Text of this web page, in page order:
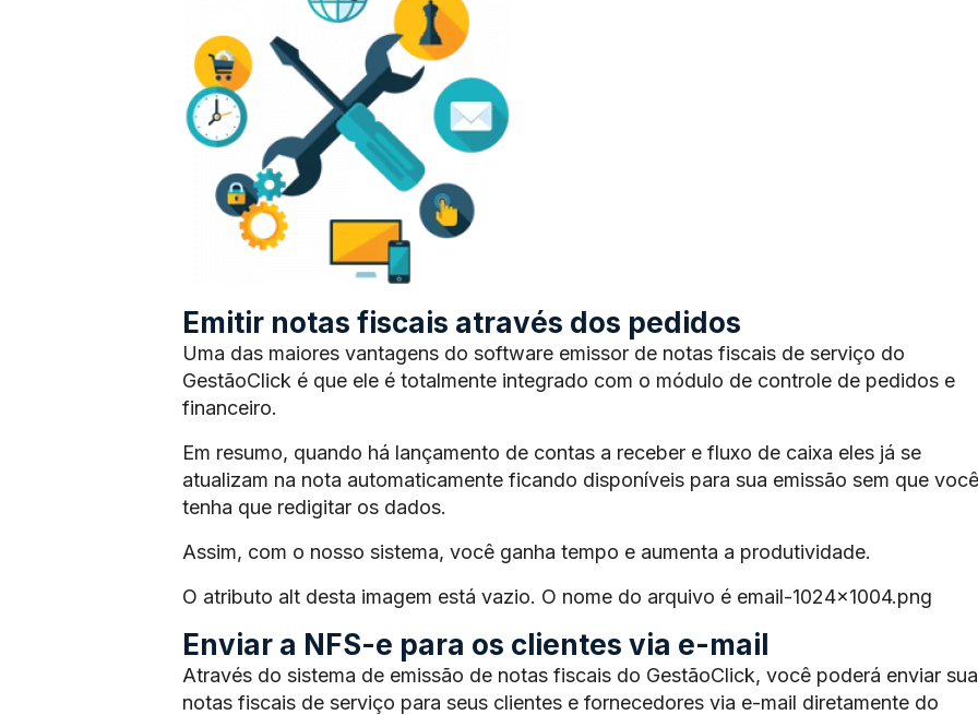
Emitir notas fiscais através dos pedidos
Uma das maiores vantagens do software emissor de notas fiscais de serviço do
GestãoClick é que ele é totalmente integrado com o módulo de controle de pedidos e
financeiro.
Em resumo, quando há lançamento de contas a receber e fluxo de caixa eles já se
atualizam na nota automaticamente ficando disponíveis para sua emissão sem que você
tenha que redigitar os dados.
Assim, com o nosso sistema, você ganha tempo e aumenta a produtividade.
O atributo alt desta imagem está vazio. O nome do arquivo é email-1024×1004.png
Enviar a NFS-e para os clientes via e-mail
Através do sistema de emissão de notas fiscais do GestãoClick, você poderá enviar
notas fiscais de serviço para seus clientes e fornecedores via e-mail diretamente do